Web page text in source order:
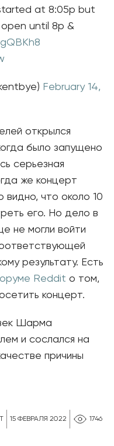
15 ФЕВРАЛЯ 2022 1746
at 8:05p but
open until 8p &
February 14,
открылся
было запущено
серьезная
же концерт
видно, что около 10
его. Но дело в
не могли войти
результату. Есть
Reddit о том,
концерт.
Шарма
и сослался на
причины